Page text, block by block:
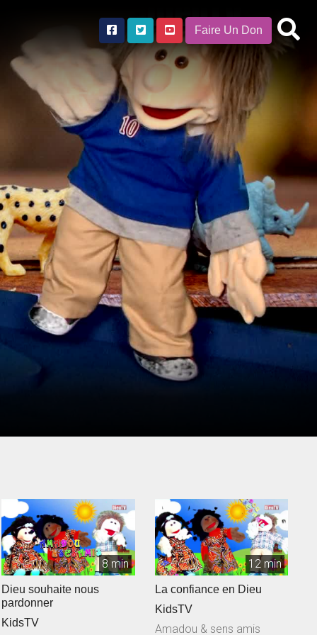
Faire Un Don
8 min
Dieu souhaite nous
pardonner
KidsTV
12 min
La confiance en Dieu
KidsTV
Amadou & sens amis